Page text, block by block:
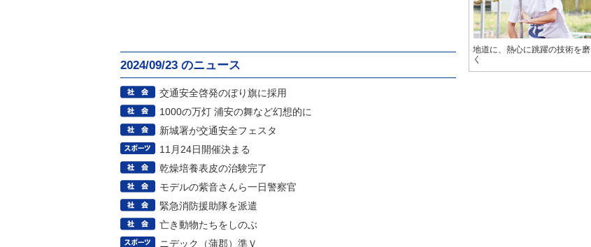
2024/09/23 のニュース
交通安全啓発のぼり旗に採用
1000の万灯 浦安の舞など幻想的に
新城署が交通安全フェスタ
11月24日開催決まる
乾燥培養表皮の治験完了
モデルの紫音さんら一日警察官
緊急消防援助隊を派遣
亡き動物たちをしのぶ
ニデック（蒲郡）準Ｖ
地道に、熱心に跳躍の技術を磨
く